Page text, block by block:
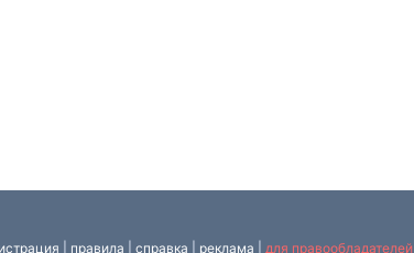
правила справка реклама для правообладателей